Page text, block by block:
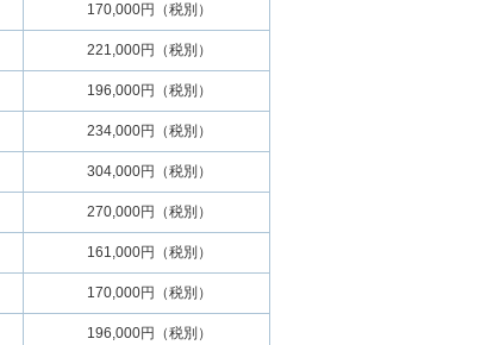
170,000円（税別）
221,000円（税別）
196,000円（税別）
234,000円（税別）
304,000円（税別）
270,000円（税別）
161,000円（税別）
170,000円（税別）
196,000円（税別）